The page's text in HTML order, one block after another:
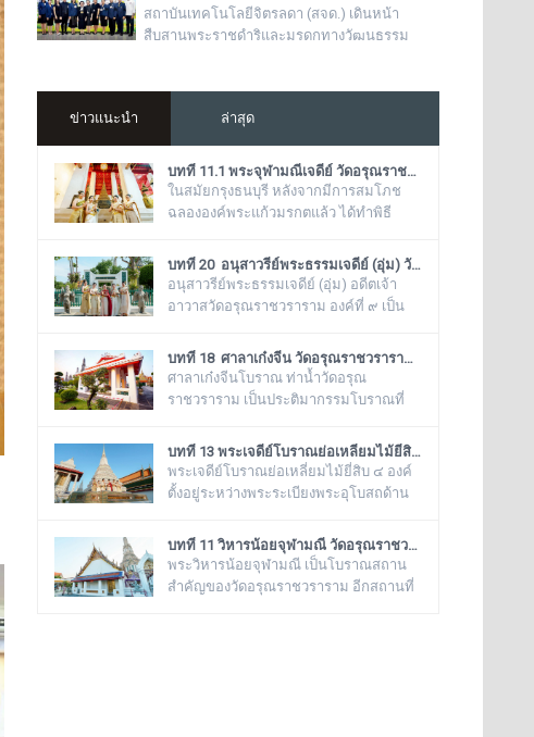
สถาบันเทคโนโลยีจิตรลดา (สจด.) เดินหน้า
สืบสานพระราชดำริและมรดกทางวัฒนธรรม
ความรู้และศาสตร์จากปราชญ์ชาวบ้าน" เข้ากับ
ระบบการเรียนการสอนมาตรฐานวิชาชีพ มุ่งแก้
ปัญหาการขาดแคลนช่างผู้เชี่ยวชาญ
ข่าวแนะนำ ล่าสุด
บทที่ 11.1 พระจุฬามณีเจดีย์ วัดอรุณราชวราราม (แอพเดียวเที่ยวทั่ววัดอรุณ)
ในสมัยกรุงธนบุรี หลังจากมีการสมโภช
ฉลององค์พระแก้วมรกตแล้ว ได้ทำพิธี
แห่งนี้ ในสมัยรัชกาลที่ ๕ ยังเรียกพระวิหาร
แห่งนี้ว่า “วิหารพระแก้ว” อยู่ตลอดมา จน
ต่อมาชาวบ้านได้เรียกเพี้ยนกันไปว่า
ราชวราราม ที่ชาวบ้านในละแวกนี้ให้
ความเคารพศรัทธาตั้งแต่ครั้งอดีตกาลจวบ
จนมาถึงยุคปัจ
บทที่ 20 อนุสาวรีย์พระธรรมเจดีย์ (อุ่ม) วัดอรุณราชวราราม (แอพเดียวเที่ยวทั่ววัดอรุณ)
อนุสาวรีย์พระธรรมเจดีย์ (อุ่ม) อดีตเจ้า
อาวาสวัดอรุณราชวราราม องค์ที่ ๙ เป็น
ราชวรารามอีกแห่งหนึ่ง ตั้งอยู่ทางด้านทิศ
ใต้ของภูเขาจำลอง บริเวณศาลาเก๋งจีน ๓
หลัง ทางด้านหน้าวัดริมแม่น้ำเจ้าพระยา
โบราณสีเขียวแบบจีน ซึ่งเป็นสถานที่บรรจุ
บรรจุอัฐิของพระธรรมเจดีย์ (อุ่ม) อดีตเจ้า
อาวาสวัดอรุณราชวราราม องค์ที่ ๙
บทที่ 18 ศาลาเก๋งจีน วัดอรุณราชวราราม (แอพเดียวเที่ยวทั่ววัดอรุณ)
ศาลาเก๋งจีนโบราณ ท่าน้ำวัดอรุณ
ราชวราราม เป็นประติมากรรมโบราณที่
รัชสมัยของพระบาทสมเด็จพระนั่งเกล้าเจ้า
อยู่หัว รัชกาลที่ ๓ โดยมีพระราชดำริให้
สร้างขึ้นทั้งหมด ๖ หลัง เรียงรายอยู่บริเวณ
เอกลักษณ์โดดเด่นไม่เหมือนกัน อาทิเช่น
ศาลาเก๋งจีนหน้าทางเข้าพระปรางค์ จะมี
หินแกะสลักโบราณเป็นรูปจระเข้อย
บทที่ 13 พระเจดีย์โบราณย่อเหลี่ยมไม้ยี่สิบ วัดอรุณราชวราราม (แอพเดียวเที่ยวทั่ววัดอรุณ)
พระเจดีย์โบราณย่อเหลี่ยมไม้ยี่สิบ ๔ องค์
ตั้งอยู่ระหว่างพระระเบียงพระอุโบสถด้าน
เรียงรายเป็นแถวตรงจากทิศตะวันออกสู่ทิศ
ตะวันตก มีห่างกันพอควร และเป็นพระ
เจดีย์ที่มีลักษณะแบบเดียวกัน มีขนาดเท่า
บทที่ 11 วิหารน้อยจุฬามณี วัดอรุณราชวราราม (แอพเดียวเที่ยวทั่ววัดอรุณ)
พระวิหารน้อยจุฬามณี เป็นโบราณสถาน
สำคัญของวัดอรุณราชวราราม อีกสถานที่